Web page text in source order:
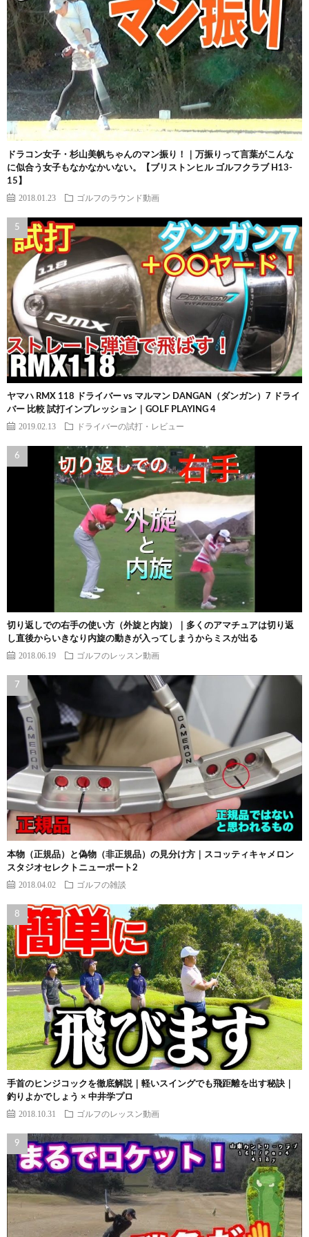
ドラコン女子・杉山美帆ちゃんのマン振り！｜万振りって言葉がこんな
に似合う女子もなかなかいない。【ブリストンヒル ゴルフクラブ H13-
15】
2018.01.23 ゴルフのラウンド動画
ヤマハ RMX 118 ドライバー vs マルマン DANGAN（ダンガン）7 ドライ
バー 比較 試打インプレッション｜GOLF PLAYING 4
2019.02.13 ドライバーの試打・レビュー
切り返しでの右手の使い方（外旋と内旋）｜多くのアマチュアは切り返
し直後からいきなり内旋の動きが入ってしまうからミスが出る
2018.06.19 ゴルフのレッスン動画
本物（正規品）と偽物（非正規品）の見分け方｜スコッティキャメロン
スタジオセレクトニューポート2
2018.04.02 ゴルフの雑談
手首のヒンジコックを徹底解説｜軽いスイングでも飛距離を出す秘訣｜
釣りよかでしょう × 中井学プロ
2018.10.31 ゴルフのレッスン動画